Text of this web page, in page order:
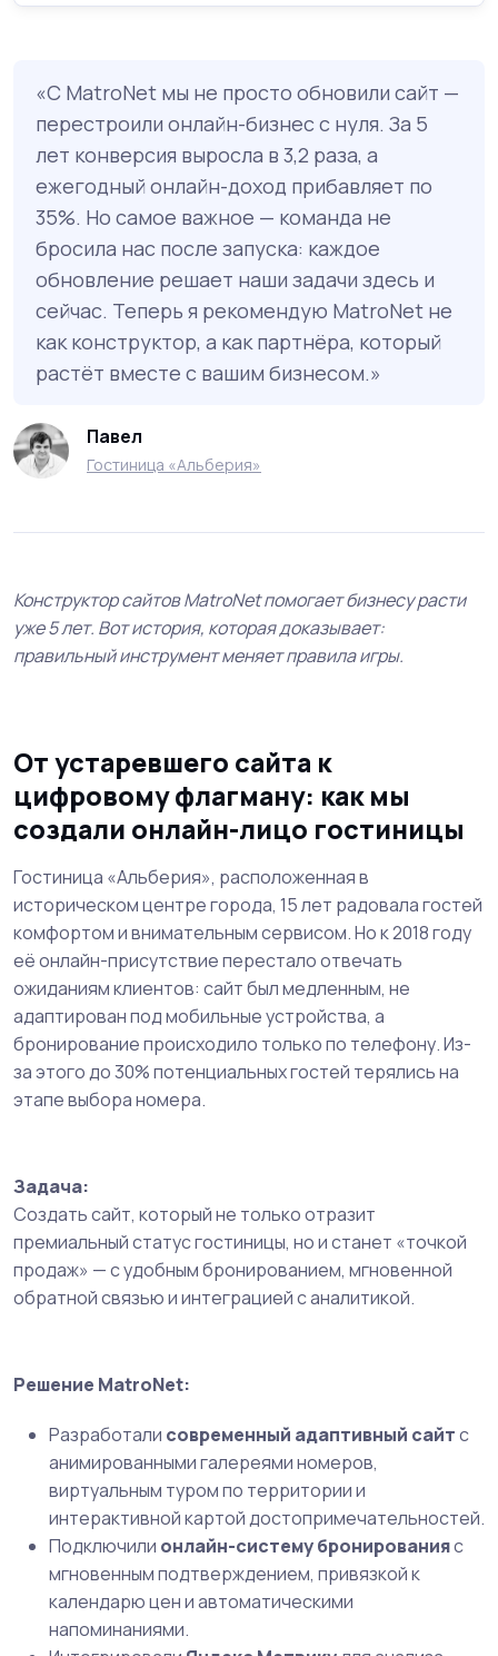
С MatroNet мы не просто обновили сайт —
перестроили онлайн-бизнес с нуля. За 5
лет конверсия выросла в 3,2 раза, а
ежегодный онлайн-доход прибавляет по
35%. Но самое важное — команда не
бросила нас после запуска: каждое
обновление решает наши задачи здесь и
сейчас. Теперь я рекомендую MatroNet не
как конструктор, а как партнёра, который
растёт вместе с вашим бизнесом.
Павел
Гостиница «Альберия»
Конструктор сайтов MatroNet помогает бизнесу расти
уже 5 лет. Вот история, которая доказывает:
правильный инструмент меняет правила игры.
От устаревшего сайта к
цифровому флагману: как мы
создали онлайн-лицо гостиницы
Гостиница «Альберия», расположенная в
историческом центре города, 15 лет радовала гостей
комфортом и внимательным сервисом. Но к 2018 году
её онлайн-присутствие перестало отвечать
ожиданиям клиентов: сайт был медленным, не
адаптирован под мобильные устройства, а
бронирование происходило только по телефону. Из-
за этого до 30% потенциальных гостей терялись на
этапе выбора номера.
Задача:
Создать сайт, который не только отразит
премиальный статус гостиницы, но и станет «точкой
продаж» — с удобным бронированием, мгновенной
обратной связью и интеграцией с аналитикой.
Решение MatroNet:
Разработали современный адаптивный сайтс
анимированными галереями номеров,
виртуальным туром по территории и
интерактивной картой достопримечательностей.
Подключили онлайн-систему бронированияс
мгновенным подтверждением, привязкой к
календарю цен и автоматическими
напоминаниями.